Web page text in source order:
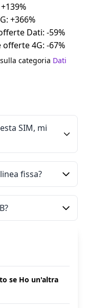
+366%
Dati: -59%
4G: -67%
categoria Dati
SIM, mi
fissa?
se Ho un'altra